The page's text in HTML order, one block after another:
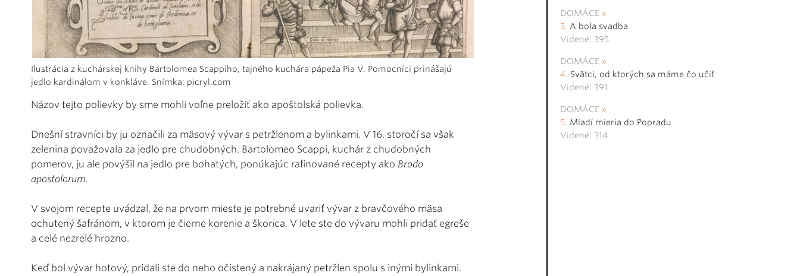
Ilustrácia z kuchárskej knihy Bartolomea Scappiho, tajného kuchára pápeža Pia V. Pomocníci prinášajú
jedlo kardinálom v konkláve. Snímka: picryl.com
Názov tejto polievky by sme mohli voľne preložiť ako apoštolská polievka.
Dnešní stravníci by ju označili za mäsový vývar s petržlenom a bylinkami. V 16. storočí sa však
zelenina považovala za jedlo pre chudobných. Bartolomeo Scappi, kuchár z chudobných
pomerov, ju ale povýšil na jedlo pre bohatých, ponúkajúc rafinované recepty ako Brodo
apostolorum.
V svojom recepte uvádzal, že na prvom mieste je potrebné uvariť vývar z bravčového mäsa
ochutený šafránom, v ktorom je čierne korenie a škorica. V lete ste do vývaru mohli pridať egreše
a celé nezrelé hrozno.
Keď bol vývar hotový, pridali ste do neho očistený a nakrájaný petržlen spolu s inými bylinkami.
DOMÁCE
A bola svadba
Videné: 395
DOMÁCE
Svätci, od ktorých sa máme čo učiť
Videné: 391
DOMÁCE
Mladí mieria do Popradu
Videné: 314